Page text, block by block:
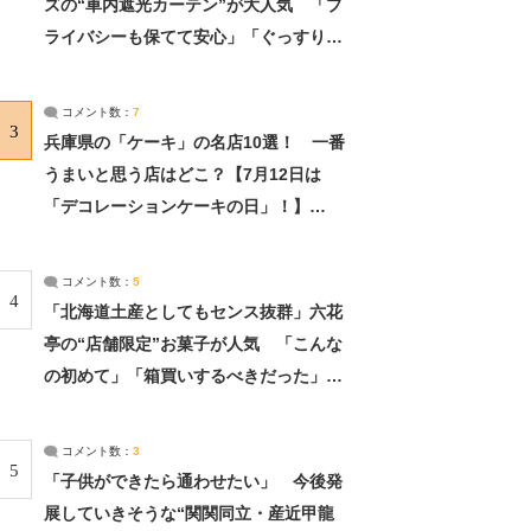
ズの“車内遮光カーテン”が大人気 「プ
ライバシーも保てて安心」「ぐっすり眠
3
コメント数： 7
兵庫県の「ケーキ」の名店10選！ 一番
うまいと思う店はどこ？【7月12日は
「デコレーションケーキの日」！】
4
コメント数： 5
「北海道土産としてもセンス抜群」六花
亭の“店舗限定”お菓子が人気 「こんな
の初めて」「箱買いするべきだった」
5
コメント数： 3
「子供ができたら通わせたい」 今後発
展していきそうな“関関同立・産近甲龍